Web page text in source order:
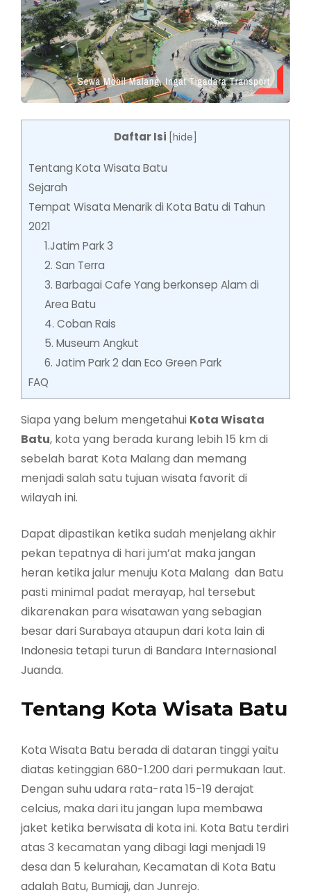
Daftar Isi hide
Tentang Kota Wisata Batu
Sejarah
Tempat Wisata Menarik di Kota Batu di Tahun
2021
1.Jatim Park 3
2. San Terra
3. Barbagai Cafe Yang berkonsep Alam di
Area Batu
4. Coban Rais
5. Museum Angkut
6. Jatim Park 2 dan Eco Green Park
FAQ
Siapa yang belum mengetahui Kota Wisata
Batu, kota yang berada kurang lebih 15 km di
sebelah barat Kota Malang dan memang
menjadi salah satu tujuan wisata favorit di
wilayah ini.
Dapat dipastikan ketika sudah menjelang akhir
pekan tepatnya di hari jum’at maka jangan
heran ketika jalur menuju Kota Malang dan Batu
pasti minimal padat merayap, hal tersebut
dikarenakan para wisatawan yang sebagian
besar dari Surabaya ataupun dari kota lain di
Indonesia tetapi turun di Bandara Internasional
Juanda.
Tentang Kota Wisata Batu
Kota Wisata Batu berada di dataran tinggi yaitu
diatas ketinggian 680-1.200 dari permukaan laut.
Dengan suhu udara rata-rata 15-19 derajat
celcius, maka dari itu jangan lupa membawa
jaket ketika berwisata di kota ini. Kota Batu terdiri
atas 3 kecamatan yang dibagi lagi menjadi 19
desa dan 5 kelurahan, Kecamatan di Kota Batu
adalah Batu, Bumiaji, dan Junrejo.